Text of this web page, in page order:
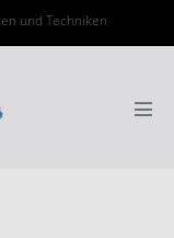
und Techniken